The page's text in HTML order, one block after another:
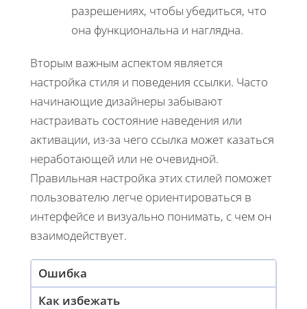
разрешениях, чтобы убедиться, что
она функциональна и наглядна.
Вторым важным аспектом является
настройка стиля и поведения ссылки. Часто
начинающие дизайнеры забывают
настраивать состояние наведения или
активации, из-за чего ссылка может казаться
неработающей или не очевидной.
Правильная настройка этих стилей поможет
пользователю легче ориентироваться в
интерфейсе и визуально понимать, с чем он
взаимодействует.
Ошибка
Как избежать